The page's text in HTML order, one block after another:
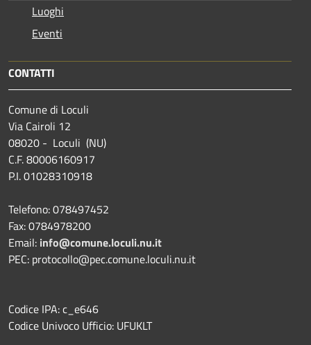
Luoghi
Eventi
CONTATTI
Comune di Loculi
Via Cairoli 12
08020 - Loculi (NU)
C.F. 80006160917
P.I. 01028310918
Telefono: 078497452
Fax: 0784978200
Email: info@comune.loculi.nu.it
PEC: protocollo@pec.comune.loculi.nu.it
Codice IPA: c_e646
Codice Univoco Ufficio: UFUKLT